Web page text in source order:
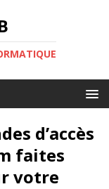
d’accès
faites
votre